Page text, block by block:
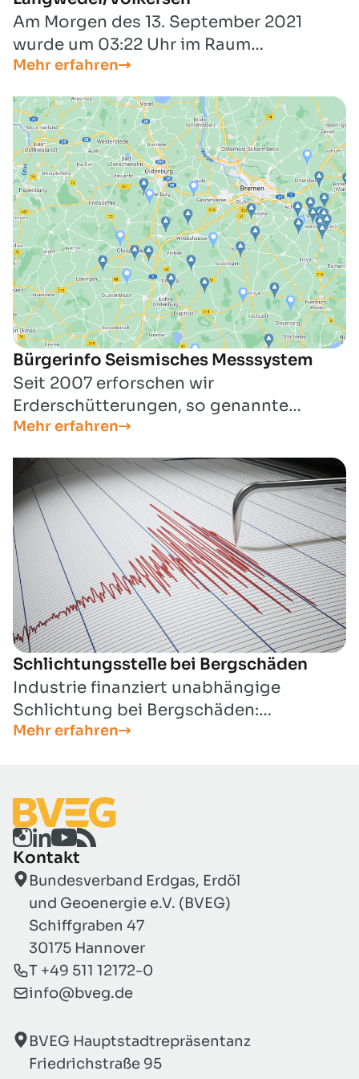
Am Morgen des 13. September 2021
wurde um 03:22 Uhr im Raum
Langwedel/Völkersen ein seismisches
Millimeter/Sekunde an der Erdoberfläche
registriert.
Mehr erfahren
Bürgerinfo Seismisches Messsystem
Seit 2007 erforschen wir
Erderschütterungen, so genannte
seismische Ereignisse in Niedersachsen.
Mehr erfahren
Schlichtungsstelle bei Bergschäden
Industrie finanziert unabhängige
Schlichtung bei Bergschäden:
Betroffene Bürger haben in
Mehr erfahren
Kontakt
Bundesverband Erdgas, Erdöl
und Geoenergie e.V. (BVEG)
Schiffgraben 47
30175 Hannover
T +49 511 12172-0
info@bveg.de
BVEG Hauptstadtrepräsentanz
Friedrichstraße 95